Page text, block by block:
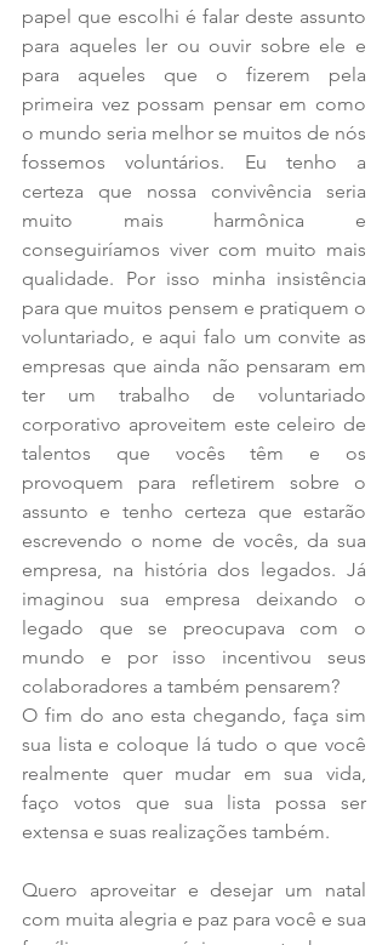
papel que escolhi é falar deste assunto
para aqueles ler ou ouvir sobre ele e
para aqueles que o fizerem pela
primeira vez possam pensar em como
o mundo seria melhor se muitos de nós
fossemos voluntários. Eu tenho a
certeza que nossa convivência seria
muito mais harmônica e
conseguiríamos viver com muito mais
qualidade. Por isso minha insistência
para que muitos pensem e pratiquem o
voluntariado, e aqui falo um convite as
empresas que ainda não pensaram em
ter um trabalho de voluntariado
corporativo aproveitem este celeiro de
talentos que vocês têm e os
provoquem para refletirem sobre o
assunto e tenho certeza que estarão
escrevendo o nome de vocês, da sua
empresa, na história dos legados. Já
imaginou sua empresa deixando o
legado que se preocupava com o
mundo e por isso incentivou seus
colaboradores a também pensarem?
O fim do ano esta chegando, faça sim
sua lista e coloque lá tudo o que você
realmente quer mudar em sua vida,
faço votos que sua lista possa ser
extensa e suas realizações também.
Quero aproveitar e desejar um natal
com muita alegria e paz para você e sua